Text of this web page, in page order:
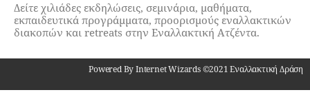
Δείτε χιλιάδες εκδηλώσεις, σεμινάρια, μαθήματα,
εκπαιδευτικά προγράμματα, προορισμούς εναλλακτικών
διακοπών και retreats στην Εναλλακτική Ατζέντα.
Powered By Internet Wizards ©2021 Εναλλακτική Δράση